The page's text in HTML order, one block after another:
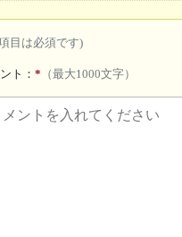
目は必須です)
ト： * （最大1000文字）